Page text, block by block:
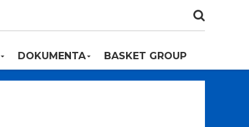
DOKUMENTA BASKET GROUP